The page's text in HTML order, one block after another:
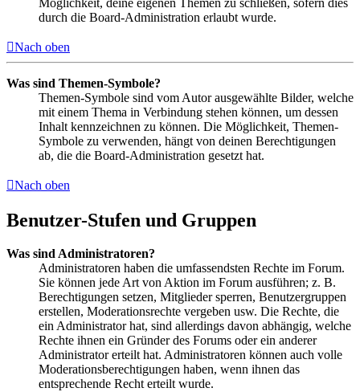
durch die Board-Administration erlaubt wurde.
Nach oben
Was sind Themen-Symbole?
Themen-Symbole sind vom Autor ausgewählte Bilder, welche
mit einem Thema in Verbindung stehen können, um dessen
Inhalt kennzeichnen zu können. Die Möglichkeit, Themen-
Symbole zu verwenden, hängt von deinen Berechtigungen
ab, die die Board-Administration gesetzt hat.
Nach oben
Benutzer-Stufen und Gruppen
Was sind Administratoren?
Administratoren haben die umfassendsten Rechte im Forum.
Sie können jede Art von Aktion im Forum ausführen; z. B.
Berechtigungen setzen, Mitglieder sperren, Benutzergruppen
erstellen, Moderationsrechte vergeben usw. Die Rechte, die
ein Administrator hat, sind allerdings davon abhängig, welche
Rechte ihnen ein Gründer des Forums oder ein anderer
Administrator erteilt hat. Administratoren können auch volle
Moderationsberechtigungen haben, wenn ihnen das
entsprechende Recht erteilt wurde.